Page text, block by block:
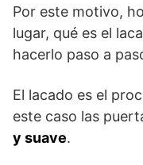
Por este motivo,
lugar, qué es el
hacerlo paso a
El lacado es el
este caso las
y suave.